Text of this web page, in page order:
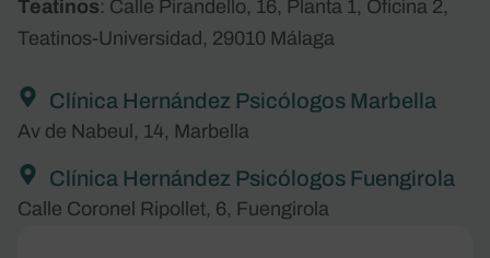
Teatinos: Calle Pirandello, 16, Planta 1, Oficina 2,
Teatinos-Universidad, 29010 Málaga
Clínica Hernández Psicólogos Marbella
Av de Nabeul, 14, Marbella
Clínica Hernández Psicólogos Fuengirola
Calle Coronel Ripollet, 6, Fuengirola